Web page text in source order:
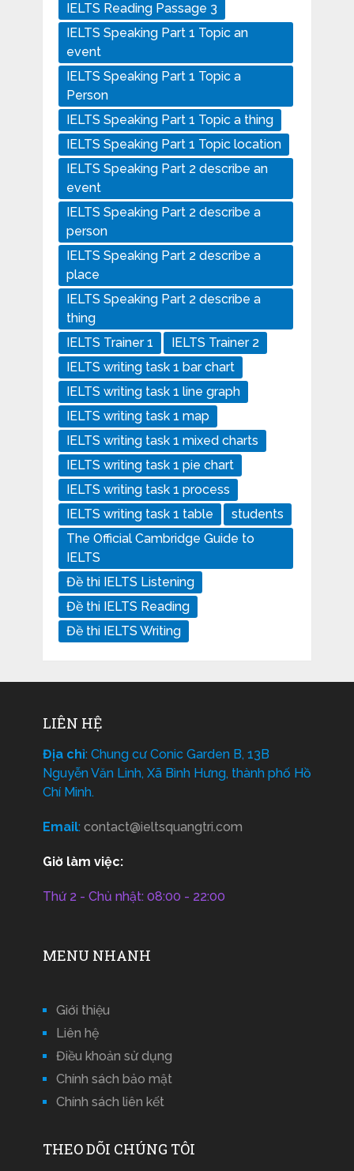
IELTS Reading Passage 3
IELTS Speaking Part 1 Topic an
event
IELTS Speaking Part 1 Topic a
Person
IELTS Speaking Part 1 Topic a thing
IELTS Speaking Part 1 Topic location
IELTS Speaking Part 2 describe an
event
IELTS Speaking Part 2 describe a
person
IELTS Speaking Part 2 describe a
place
IELTS Speaking Part 2 describe a
thing
IELTS Trainer 1
IELTS Trainer 2
IELTS writing task 1 bar chart
IELTS writing task 1 line graph
IELTS writing task 1 map
IELTS writing task 1 mixed charts
IELTS writing task 1 pie chart
IELTS writing task 1 process
IELTS writing task 1 table
students
The Official Cambridge Guide to
IELTS
Đề thi IELTS Listening
Đề thi IELTS Reading
Đề thi IELTS Writing
LIÊN HỆ
Địa chỉ: Chung cư Conic Garden B, 13B
Nguyễn Văn Linh, Xã Bình Hưng, thành phố Hồ
Chí Minh.
Email: contact@ieltsquangtri.com
Giờ làm việc:
Thứ 2 - Chủ nhật: 08:00 - 22:00
MENU NHANH
Giới thiệu
Liên hệ
Điều khoản sử dụng
Chính sách bảo mật
Chính sách liên kết
THEO DÕI CHÚNG TÔI